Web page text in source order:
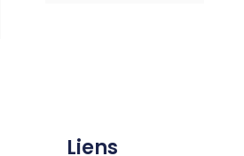
Liens